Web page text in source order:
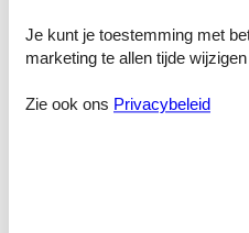
Badkamer
Toilet met warm en
Toilet met warm en koud
Je kunt je toestemming met
marketing te allen tijde
Zie ook ons Privacybeleid